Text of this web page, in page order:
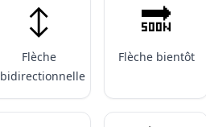
↕️
Flèche
bidirectionnelle
🔜
Flèche bientôt